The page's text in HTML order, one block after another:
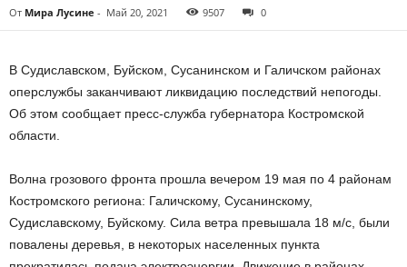
От Мира Лусине - Май 20, 2021 9507 0
В Судиславском, Буйском, Сусанинском и Галичском районах
оперслужбы заканчивают ликвидацию последствий непогоды.
Об этом сообщает пресс-служба губернатора Костромской
области.
Волна грозового фронта прошла вечером 19 мая по 4 районам
Костромского региона: Галичскому, Сусанинскому,
Судиславскому, Буйскому. Сила ветра превышала 18 м/с, были
повалены деревья, в некоторых населенных пункта